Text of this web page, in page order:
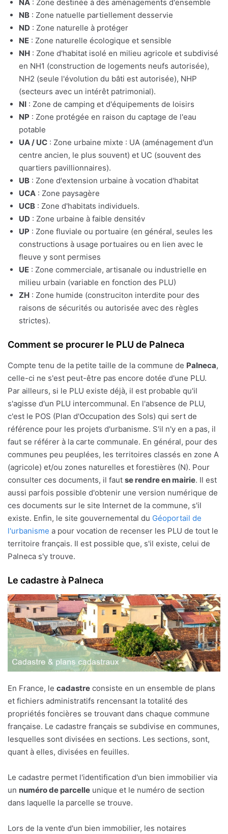
NA : Zone destinée à des aménagements d'ensemble
NB : Zone natuelle partiellement desservie
ND : Zone naturelle à protéger
NE : Zone naturelle écologique et sensible
NH : Zone d'habitat isolé en milieu agricole et subdivisé
en NH1 (construction de logements neufs autorisée),
NH2 (seule l'évolution du bâti est autorisée), NHP
(secteurs avec un intérêt patrimonial).
NI : Zone de camping et d'équipements de loisirs
NP : Zone protégée en raison du captage de l'eau
potable
UA / UC : Zone urbaine mixte : UA (aménagement d'un
centre ancien, le plus souvent) et UC (souvent des
quartiers pavillionnaires).
UB : Zone d'extension urbaine à vocation d'habitat
UCA : Zone paysagère
UCB : Zone d'habitats individuels.
UD : Zone urbaine à faible densitév
UP : Zone fluviale ou portuaire (en général, seules les
constructions à usage portuaires ou en lien avec le
fleuve y sont permises
UE : Zone commerciale, artisanale ou industrielle en
milieu urbain (variable en fonction des PLU)
ZH : Zone humide (construciton interdite pour des
raisons de sécurités ou autorisée avec des règles
strictes).
Comment se procurer le PLU de Palneca
Compte tenu de la petite taille de la commune de Palneca,
celle-ci ne s'est peut-être pas encore dotée d'une PLU.
Par ailleurs, si le PLU existe déjà, il est probable qu'il
s'agisse d'un PLU intercommunal. En l'absence de PLU,
c'est le POS (Plan d'Occupation des Sols) qui sert de
référence pour les projets d'urbanisme. S'il n'y en a pas, il
faut se référer à la carte communale. En général, pour des
communes peu peuplées, les territoires classés en zone A
(agricole) et/ou zones naturelles et forestières (N). Pour
consulter ces documents, il faut se rendre en mairie. Il est
aussi parfois possible d'obtenir une version numérique de
ces documents sur le site Internet de la commune, s'il
existe. Enfin, le site gouvernemental du Géoportail de
l'urbanisme a pour vocation de recenser les PLU de tout le
territoire français. Il est possible que, s'il existe, celui de
Palneca s'y trouve.
Le cadastre à Palneca
En France, le cadastre consiste en un ensemble de plans
et fichiers administratifs rencensant la totalité des
propriétés foncières se trouvant dans chaque commune
française. Le cadastre français se subdivise en communes,
lesquelles sont divisées en sections. Les sections, sont,
quant à elles, divisées en feuilles.
Le cadastre permet l'identification d'un bien immobilier via
un numéro de parcelle unique et le numéro de section
dans laquelle la parcelle se trouve.
Lors de la vente d'un bien immobilier, les notaires